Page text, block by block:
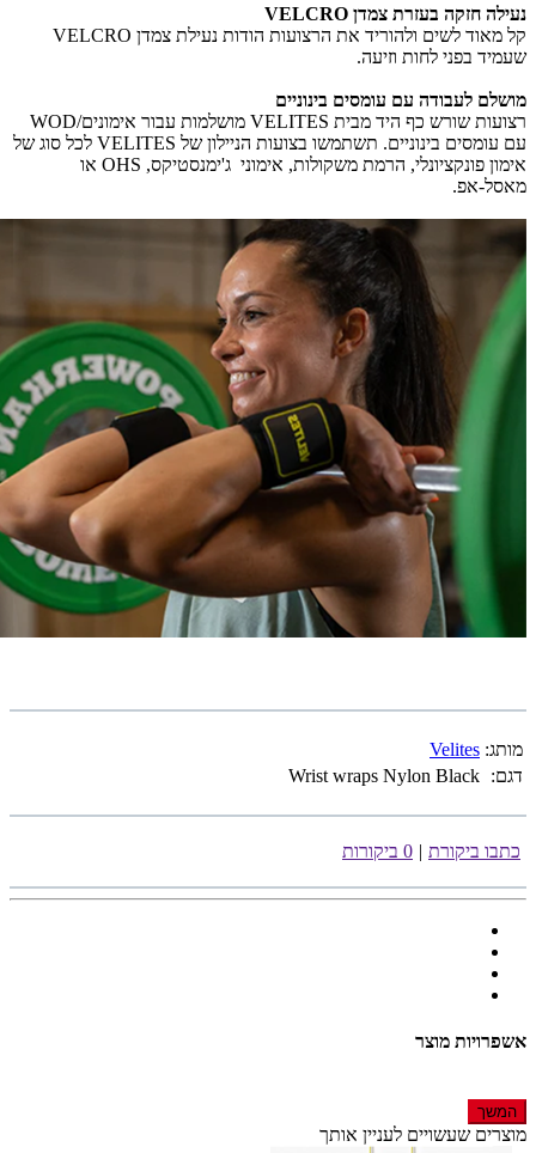
נעילה חזקה בעזרת צמדן VELCRO
קל מאוד לשים ולהוריד את הרצועות הודות נעילת צמדן VELCRO
שעמיד בפני לחות וזיעה.
מושלם לעבודה עם עומסים בינוניים
רצועות שורש כף היד מבית VELITES מושלמות עבור אימונים/WOD
עם עומסים בינוניים. תשתמשו בצועות הניילון של VELITES לכל סוג של
אימון פונקציונלי, הרמת משקולות, אימוני ג'ימנסטיקס, OHS או
מאסל-אפ.
מותג: Velites
דגם: Wrist wraps Nylon Black
כתבו ביקורת | 0 ביקורות
אשפרויות מוצר
המשך
מוצרים שעשויים לעניין אותך